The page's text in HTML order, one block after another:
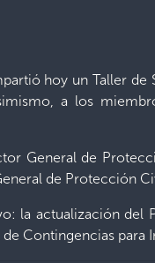
hoy un Taller
a los
General de
de Protección
la actualización
Contingencias para